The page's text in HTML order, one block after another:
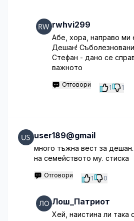
rwhvi299
Абе, хора, направо ми
Дешан!
Стефан - дано се
важното
Отговори 1 1
user189@gmail
много тъжна вест за
на семейството му. стиска
Отговори 1 0
Лош_Патриот
Хей, наистина ли така